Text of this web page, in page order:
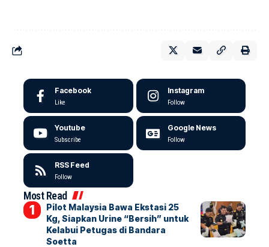
Facebook
Like
Instagram
Follow
Youtube
Subscribe
Google News
Follow
RSS Feed
Follow
Most Read
Pilot Malaysia Bawa Ekstasi 25
Kg, Siapkan Urine “Bersih” untuk
Kelabui Petugas di Bandara
Soetta